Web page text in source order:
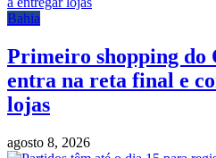
Bahia
Primeiro shopping do
entra na reta final e
lojas
agosto 8, 2026